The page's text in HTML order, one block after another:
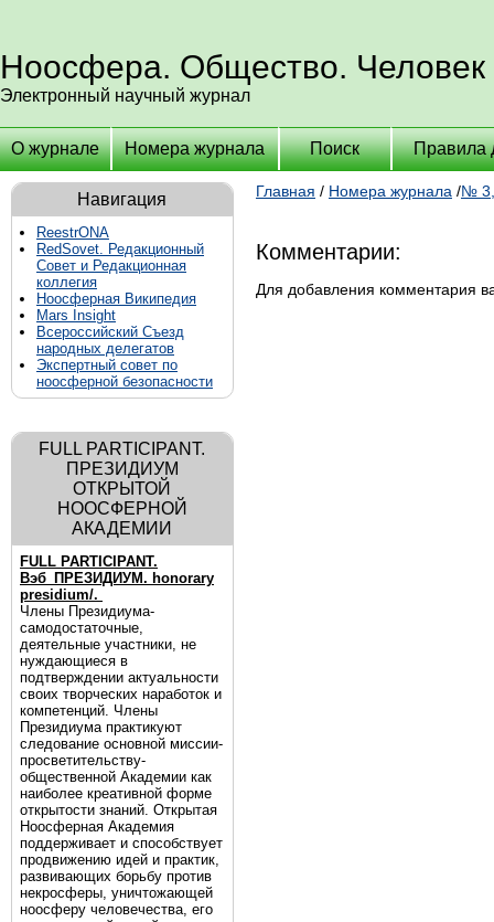
Ноосфера. Общество. Человек
Электронный научный журнал
О журнале Номера журнала Поиск Правила
Навигация
ReestrONA
RedSovet. Редакционный
Совет и Редакционная
коллегия
Ноосферная Википедия
Mars Insight
Всероссийский Съезд
народных делегатов
Экспертный совет по
ноосферной безопасности
FULL PARTICIPANT.
ПРЕЗИДИУМ
ОТКРЫТОЙ
НООСФЕРНОЙ
АКАДЕМИИ
FULL PARTICIPANT.
Вэб_ПРЕЗИДИУМ. honorary
presidium/.
Члены Президиума-
самодостаточные,
деятельные участники, не
нуждающиеся в
подтверждении актуальности
своих творческих наработок и
компетенций. Члены
Президиума практикуют
следование основной миссии-
просветительству-
общественной Академии как
наиболее креативной форме
открытости знаний. Открытая
Ноосферная Академия
поддерживает и способствует
продвижению идей и практик,
развивающих борьбу против
некросферы, уничтожающей
ноосферу человечества, его
Главная / Номера журнала /№
Комментарии:
Для добавления комментария